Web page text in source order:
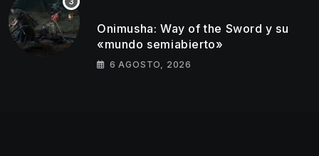
Onimusha: Way of the Sword y su
«mundo semiabierto»
6 AGOSTO, 2026